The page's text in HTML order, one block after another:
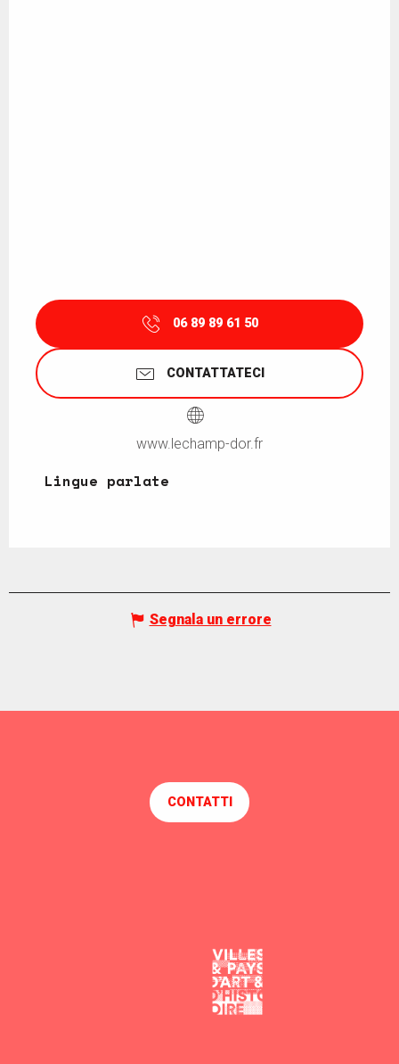
06 89 89 61 50
CONTATTATECI
www.lechamp-dor.fr
Lingue parlate
Lingue parlate
Segnala un errore
CONTATTI